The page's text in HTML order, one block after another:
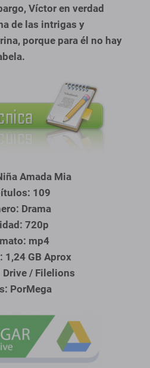
Víctor en verdad
de las intrigas y
porque para él no hay
Amada Mia
109
Drama
720p
mp4
1,24 GB Aprox
Drive / Filelions
PorMega